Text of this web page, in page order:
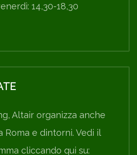
14,30-18,30
Altair organizza anche
Roma e dintorni. Vedi il
cliccando qui su: